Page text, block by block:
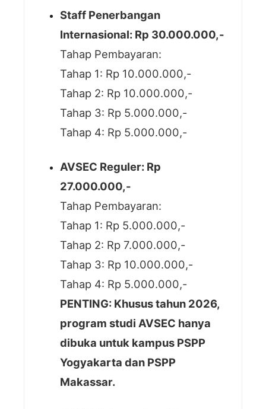
Staff Penerbangan
Internasional: Rp 30.000.000,-
Tahap Pembayaran:
Tahap 1: Rp 10.000.000,-
Tahap 2: Rp 10.000.000,-
Tahap 3: Rp 5.000.000,-
Tahap 4: Rp 5.000.000,-
AVSEC Reguler: Rp
27.000.000,-
Tahap Pembayaran:
Tahap 1: Rp 5.000.000,-
Tahap 2: Rp 7.000.000,-
Tahap 3: Rp 10.000.000,-
Tahap 4: Rp 5.000.000,-
PENTING: Khusus tahun 2026,
program studi AVSEC hanya
dibuka untuk kampus PSPP
Yogyakarta dan PSPP
Makassar.